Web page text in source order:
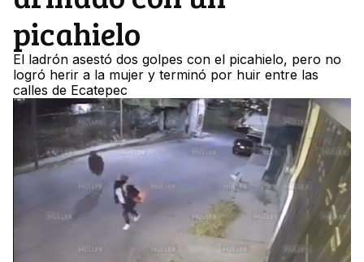
picahielo
El ladrón asestó dos golpes con el picahielo, pero no
logró herir a la mujer y terminó por huir entre las
calles de Ecatepec